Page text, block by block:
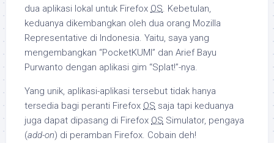
dua aplikasi lokal untuk Firefox OS. Kebetulan,
keduanya dikembangkan oleh dua orang Mozilla
Representative di Indonesia. Yaitu, saya yang
mengembangkan “PocketKUMI” dan Arief Bayu
Purwanto dengan aplikasi gim “Splat!”-nya.
Yang unik, aplikasi-aplikasi tersebut tidak hanya
tersedia bagi peranti Firefox OS saja tapi keduanya
juga dapat dipasang di Firefox OS Simulator, pengaya
(add-on) di peramban Firefox. Cobain deh!